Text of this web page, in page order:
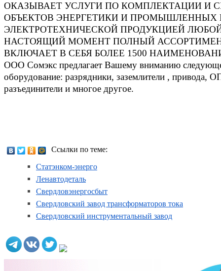
ОКАЗЫВАЕТ УСЛУГИ ПО КОМПЛЕКТАЦИИ И
ОБЪЕКТОВ ЭНЕРГЕТИКИ И ПРОМЫШЛЕННЫХ
ЭЛЕКТРОТЕХНИЧЕСКОЙ ПРОДУКЦИЕЙ
НАСТОЯЩИЙ МОМЕНТ ПОЛНЫЙ
ВКЛЮЧАЕТ В СЕБЯ БОЛЕЕ 1500
ООО Сомэкс предлагает Вашему вниманию
оборудование: разрядники, заземлители ,
разъединители и многое другое.
Ссылки по теме:
Статэнком-энерго
Ленавтодеталь
Свердловэнергосбыт
Свердловский завод трансформаторов тока
Свердловский инструментальный завод